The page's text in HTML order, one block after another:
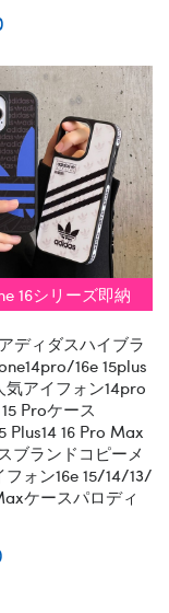
16シリーズ即納
ディダスハイブラ
16e 15plus
気アイフォン14pro
Proケース
Plus14 16 Pro Max
ブランドコピーメ
フォン16e 15/14/13/
ケースパロディ